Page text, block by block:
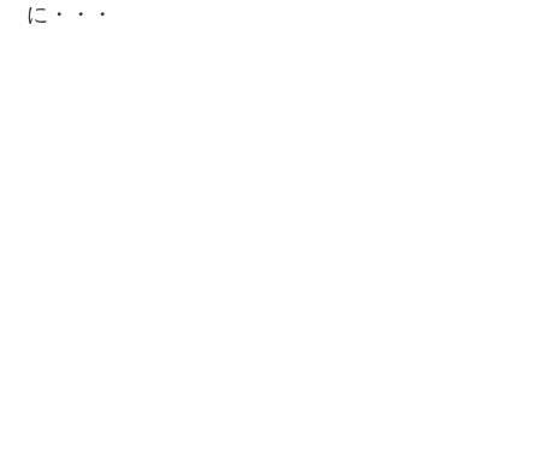
に・・・